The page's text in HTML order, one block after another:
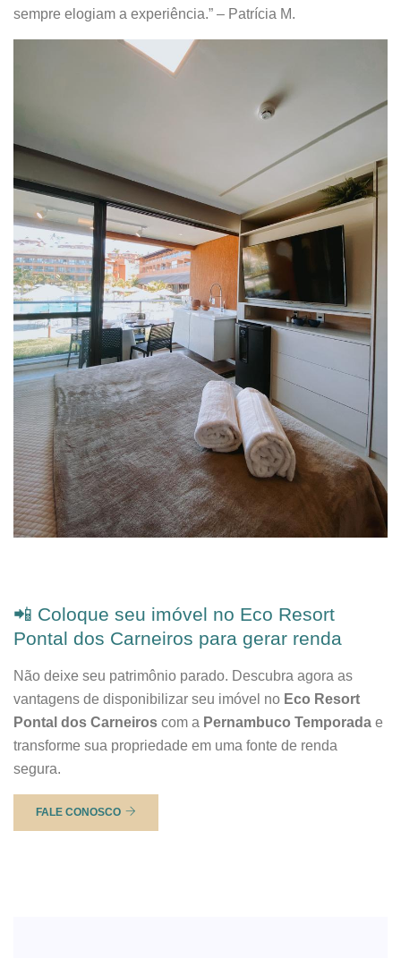
sempre elogiam a experiência.” – Patrícia M.
📲 Coloque seu imóvel no Eco Resort
Pontal dos Carneiros para gerar renda
Não deixe seu patrimônio parado. Descubra agora as
vantagens de disponibilizar seu imóvel no Eco Resort
Pontal dos Carneiros com a Pernambuco Temporada e
transforme sua propriedade em uma fonte de renda
segura.
FALE CONOSCO